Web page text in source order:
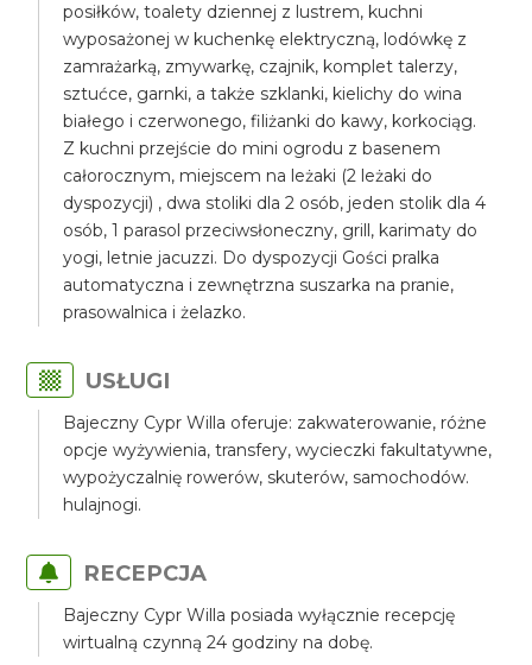
posiłków, toalety dziennej z lustrem, kuchni
wyposażonej w kuchenkę elektryczną, lodówkę z
zamrażarką, zmywarkę, czajnik, komplet talerzy,
sztućce, garnki, a także szklanki, kielichy do wina
białego i czerwonego, filiżanki do kawy, korkociąg.
Z kuchni przejście do mini ogrodu z basenem
całorocznym, miejscem na leżaki (2 leżaki do
dyspozycji) , dwa stoliki dla 2 osób, jeden stolik dla 4
osób, 1 parasol przeciwsłoneczny, grill, karimaty do
yogi, letnie jacuzzi. Do dyspozycji Gości pralka
automatyczna i zewnętrzna suszarka na pranie,
prasowalnica i żelazko.
USŁUGI
Bajeczny Cypr Willa oferuje: zakwaterowanie, różne
opcje wyżywienia, transfery, wycieczki fakultatywne,
wypożyczalnię rowerów, skuterów, samochodów.
hulajnogi.
RECEPCJA
Bajeczny Cypr Willa posiada wyłącznie recepcję
wirtualną czynną 24 godziny na dobę.